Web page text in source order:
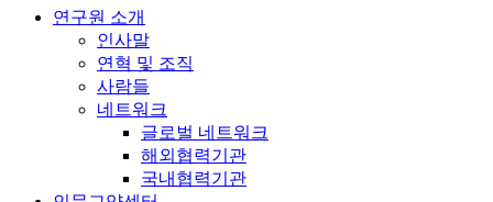
연구원 소개
인사말
연혁 및 조직
사람들
네트워크
글로벌 네트워크
해외협력기관
국내협력기관